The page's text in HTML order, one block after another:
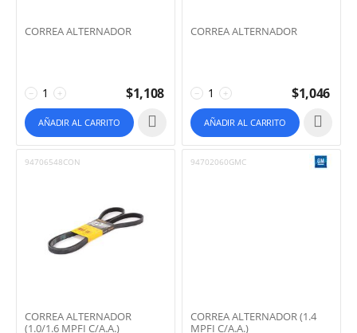
CORREA ALTERNADOR
+
− $1,108
AÑADIR AL CARRITO
CORREA ALTERNADOR
+
− $1,046
AÑADIR AL CARRITO
94706548CON
CORREA ALTERNADOR
(1.0/1.6 MPFI C/A.A.)
94702060GMC
CORREA ALTERNADOR (1.4
MPFI C/A.A.)